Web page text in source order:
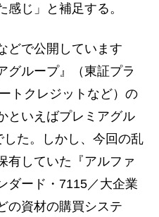
感じ」と補足する。
どで公開しています
グループ』（東証プラ
トクレジットなど）の
といえばプレミアグル
した。しかし、今回の乱
有していた『アルファ
ダード・7115／大企業
の資材の購買システ